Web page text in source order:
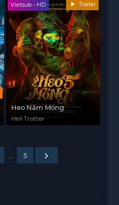
Vietsub - HD Trailer
Heo Năm Móng
Hell Trotter
5